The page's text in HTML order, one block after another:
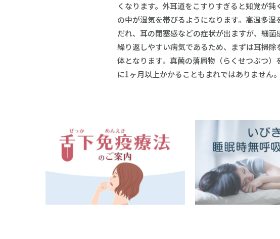
くなります。外耳道をこすりすぎると知覚が
の中が湿気を帯びるようになります。高温多
だれ、耳の閉塞感などの症状が出ますが、細
繰り返しやすい病気であるため、まずは耳掃
体となります。真菌の落屑物（らくせつぶつ
に1ヶ月以上かかることもまれではありません。